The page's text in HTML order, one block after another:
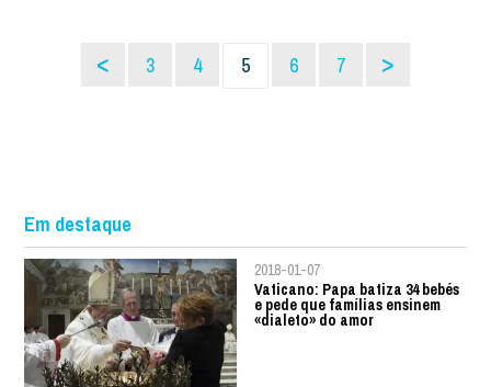
< 3 4 5 6 7 >
Em destaque
2018-01-07
Vaticano: Papa batiza 34 bebés
e pede que famílias ensinem
«dialeto» do amor